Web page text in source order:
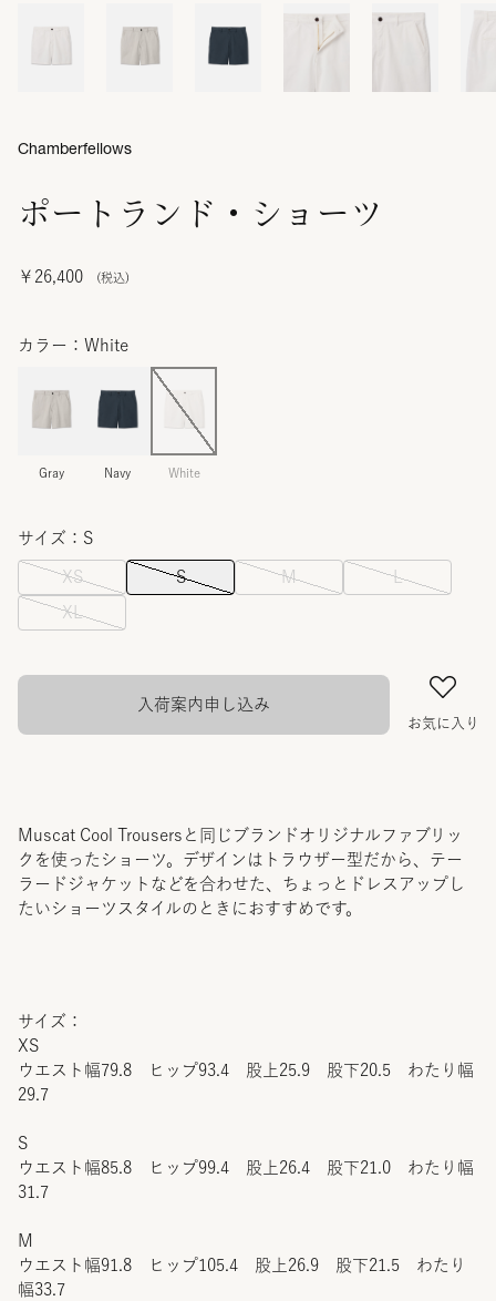
ポートランド・ショーツ
￥26,400
Chamberfellows
カラー：White
Gray Navy White
サイズ：S
XS S M L
XL
お気に入り
入荷案内申し込み
Muscat Cool Trousersと同じブランドオリジナルファブリッ
クを使ったショーツ。デザインはトラウザー型だから、テー
ラードジャケットなどを合わせた、ちょっとドレスアップし
たいショーツスタイルのときにおすすめです。
サイズ：
XS
ウエスト幅79.8 ヒップ93.4 股上25.9 股下20.5 わたり幅
29.7
S
ウエスト幅85.8 ヒップ99.4 股上26.4 股下21.0 わたり幅
31.7
M
ウエスト幅91.8 ヒップ105.4 股上26.9 股下21.5 わたり
幅33.7